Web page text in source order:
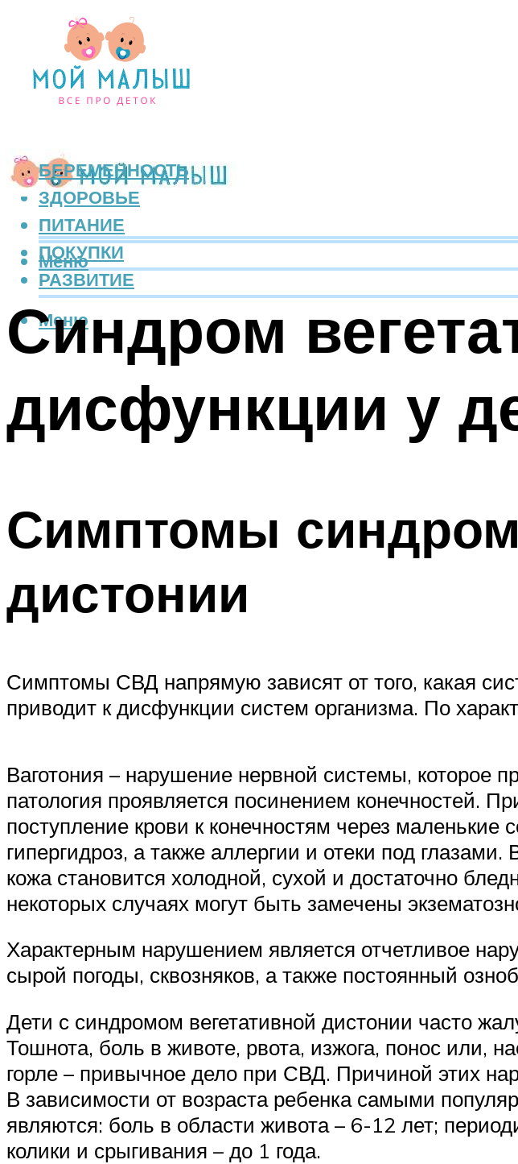
БЕРЕМЕННОСТЬ
ЗДОРОВЬЕ
ПИТАНИЕ
ПОКУПКИ
РАЗВИТИЕ
Меню
Меню
Синдром
дисфункции у
Симптомы
дистонии
Симптомы СВД напрямую зависят от того, какая
приводит к дисфункции систем организма. По
Ваготония – нарушение нервной системы, которое
патология проявляется посинением конечностей.
поступление крови к конечностям через
гипергидроз, а также аллергии и отеки под
кожа становится холодной, сухой и достаточно
некоторых случаях могут быть замечены
Характерным нарушением является отчетливое
сырой погоды, сквозняков, а также постоянный
Дети с синдромом вегетативной дистонии часто
Тошнота, боль в животе, рвота, изжога, понос или,
горле – привычное дело при СВД. Причиной этих
В зависимости от возраста ребенка самыми
являются: боль в области живота – 6-12 лет;
колики и срыгивания – до 1 года.